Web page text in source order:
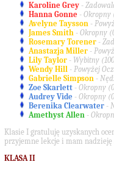
Karoline Grey -
Hanna Gonne - Okropny
Avelyne Taysson -
James Smith - Okropny
Rosemary Torener -
Anastazja Miller -
Lily Taylor - Wybitny
Wendy Hill - Powyżej
Gabrielle Simpson -
Zoe Skarlett - Okropny
Audrey Vide - Okropny
Berenika Clearwater -
Amethyst Allen -
Klasie I gratuluję uzyskanych
przyjemne lekcje i mam
KLASA II